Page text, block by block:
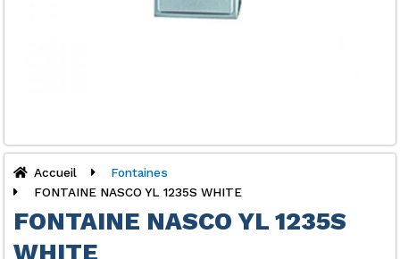
Accueil
Fontaines
FONTAINE NASCO YL 1235S WHITE
FONTAINE NASCO YL 1235S
WHITE